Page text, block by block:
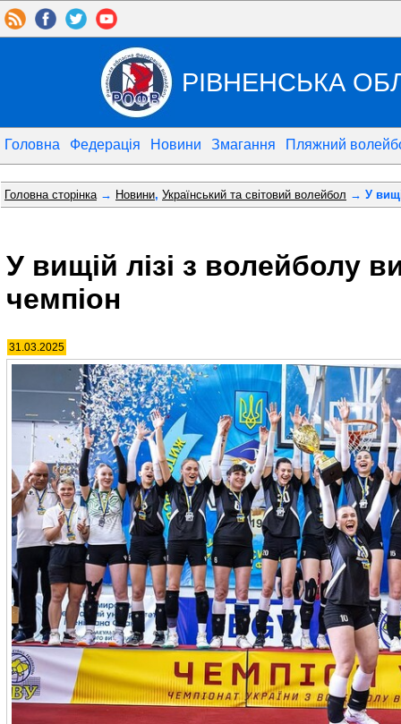
РІВНЕНСЬКА
Головна Федерація Новини Змагання Пляжний
Головна сторінка→ Новини, Український та світовий волейбол → У
У вищій лізі з волейболу
чемпіон
31.03.2025